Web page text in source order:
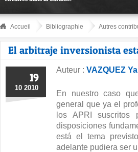
Accueil Bibliographie Autres
El arbitraje inversionista
19
10 2010
Auteur : VAZQUEZ
En nuestro caso
general que ya el
los APRI suscritos
disposiciones
está el tema
adelante pudiera ser